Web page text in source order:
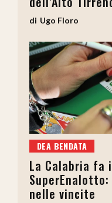
Ugo Floro
DEA BENDATA
La Calabria fa
nelle vincite